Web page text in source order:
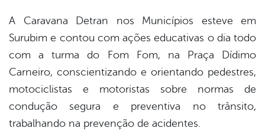
A Caravana Detran nos Municípios esteve em
Surubim e contou com ações educativas o dia todo
com a turma do Fom Fom, na Praça Dídimo
Carneiro, conscientizando e orientando pedestres,
motociclistas e motoristas sobre normas de
condução segura e preventiva no trânsito,
trabalhando na prevenção de acidentes.